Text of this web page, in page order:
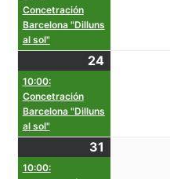
Concetración
Barcelona "Dilluns
al sol"
24
10:00:
Concetración
Barcelona "Dilluns
al sol"
31
10:00: